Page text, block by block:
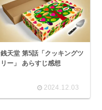
銭天堂 第5話「クッキングツ
リー」 あらすじ感想
2024.12.03